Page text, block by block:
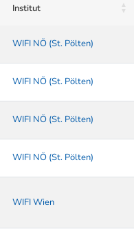
Institut
WIFI NÖ (St. Pölten)
WIFI NÖ (St. Pölten)
WIFI NÖ (St. Pölten)
WIFI NÖ (St. Pölten)
WIFI Wien